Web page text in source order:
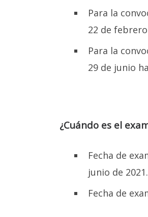
Para la
22 de
Para la
29 de junio
¿Cuándo es el
Fecha de
junio de 2021.
Fecha de